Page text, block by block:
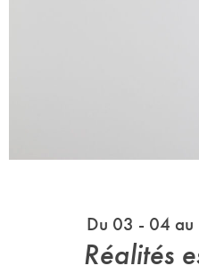
Du 03 - 04
Réalités